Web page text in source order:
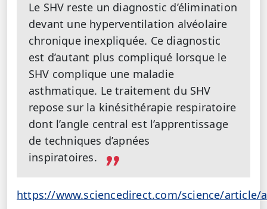
Le SHV reste un diagnostic d’élimination
devant une hyperventilation alvéolaire
chronique inexpliquée. Ce diagnostic
est d’autant plus compliqué lorsque le
SHV complique une maladie
asthmatique. Le traitement du SHV
repose sur la kinésithérapie respiratoire
dont l’angle central est l’apprentissage
de techniques d’apnées
inspiratoires.
https://www.sciencedirect.com/science/article/